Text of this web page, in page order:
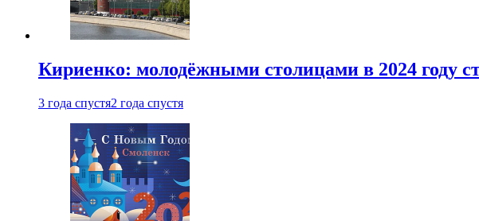
Кириенко: молодёжными столицами в 2024 году
3 года спустя2 года спустя